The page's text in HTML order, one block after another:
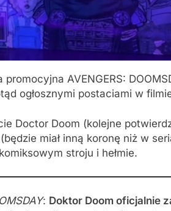
AVENGERS:
ogłosznymi postaciami w
Doctor Doom (kolejne
miał inną koronę niż w
stroju i hełmie.
: Doktor Doom oficjalnie